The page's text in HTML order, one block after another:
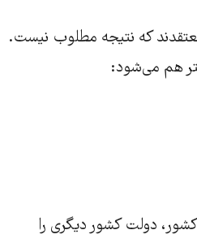
که نتیجه مطلوب نیست.
هم می‌شود:
دولت کشور دیگری را